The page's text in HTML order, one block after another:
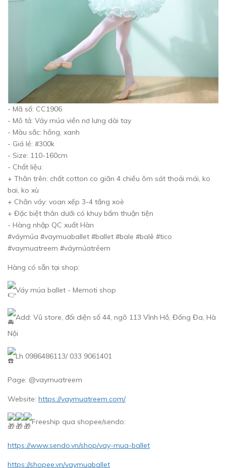
- Mã số: CC1906
- Mô tả: Váy múa viền nơ lưng dài tay
- Màu sắc: hồng, xanh
- Giá lẻ: #300k
- Size: 110-160cm
- Chất liệu:
+ Thân trên: chất cotton co giãn 4 chiều ôm sát thoải mái, ko
bai, ko xù
+ Chân váy: voan xếp 3-4 tầng xoè
+ Đặc biệt thân dưới có khuy bấm thuận tiện
- Hàng nhập QC xuất Hàn
#váymúa #vaymuaballet #ballet #bale #balê #tico
#vaymuatreem #váymúatrẻem
Hàng có sẵn tại shop:
Váy múa ballet - Memoti shop
Add: Vũ store, đối diện số 44, ngõ 113 Vĩnh Hồ, Đống Đa, Hà
Nội
Lh 0986486113/ 033 9061401
Page: @vaymuatreem
Website: https://vaymuatreem.com/
Freeship qua shopee/sendo:
https://www.sendo.vn/shop/vay-mua-ballet
https://shopee.vn/vaymuaballet